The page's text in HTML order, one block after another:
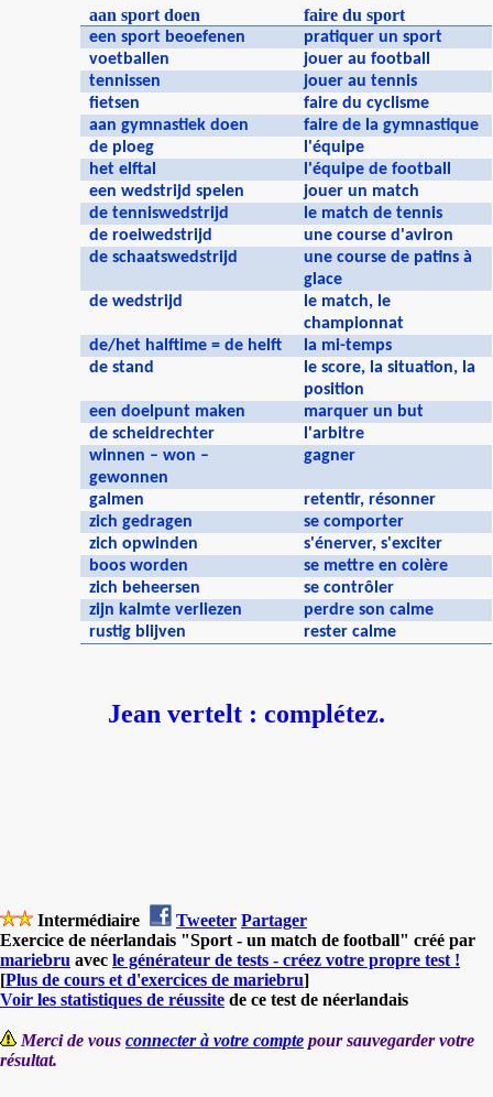
aan sport doen faire du sport
een sport beoefenen
pratiquer un sport
voetballen
jouer au football
tennissen
jouer au tennis
fietsen
faire du cyclisme
aan gymnastiek doen
faire de la gymnastique
de ploeg
l'équipe
het elftal
l'équipe de football
een wedstrijd spelen
jouer un match
de tenniswedstrijd
le match de tennis
de roeiwedstrijd
une course d'aviron
de schaatswedstrijd
une course de patins à
glace
de wedstrijd
le match, le
championnat
de/het halftime = de helft
la mi-temps
de stand
le score, la situation, la
position
een doelpunt maken
marquer un but
de scheidrechter
l'arbitre
winnen – won –
gewonnen
gagner
galmen
retentir, résonner
zich gedragen
se comporter
zich opwinden
s'énerver, s'exciter
boos worden
se mettre en colère
zich beheersen
se contrôler
zijn kalmte verliezen
perdre son calme
rustig blijven
rester calme
Jean vertelt : complétez.
Intermédiaire Tweeter Partager
Exercice de néerlandais "Sport - un match de football" créé par
mariebru avec le générateur de tests - créez votre propre test !
[Plus de cours et d'exercices de mariebru]
Voir les statistiques de réussite de ce test de néerlandais
Merci de vous connecter à votre compte pour sauvegarder votre
résultat.